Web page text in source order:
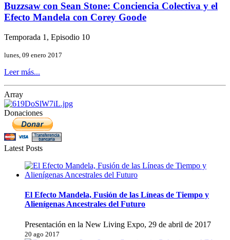
Buzzsaw con Sean Stone: Conciencia Colectiva y el
Efecto Mandela con Corey Goode
Temporada 1, Episodio 10
lunes, 09 enero 2017
Leer más...
Array
Donaciones
Latest Posts
El Efecto Mandela, Fusión de las Líneas de Tiempo y
Alienígenas Ancestrales del Futuro
Presentación en la New Living Expo, 29 de abril de 2017
20 ago 2017